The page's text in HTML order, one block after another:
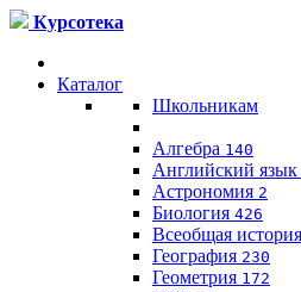
Курсотека
Каталог
Школьникам
Алгебра 140
Английский язык
Астрономия 2
Биология 426
Всеобщая история
География 230
Геометрия 172